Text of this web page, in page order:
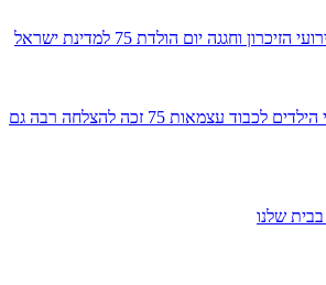
וחגגה יום הולדת 75 למדינת ישראל
הלב של טבעון – טקס גני הילדים לכבוד עצמאות 75 זכה להצלחה רבה גם
שלנו